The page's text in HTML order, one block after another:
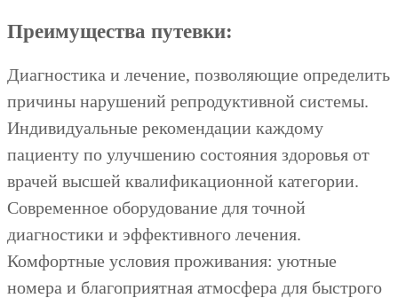
Преимущества путевки:
Диагностика и лечение, позволяющие определить
причины нарушений репродуктивной системы.
Индивидуальные рекомендации каждому
пациенту по улучшению состояния здоровья от
врачей высшей квалификационной категории.
Современное оборудование для точной
диагностики и эффективного лечения.
Комфортные условия проживания: уютные
номера и благоприятная атмосфера для быстрого